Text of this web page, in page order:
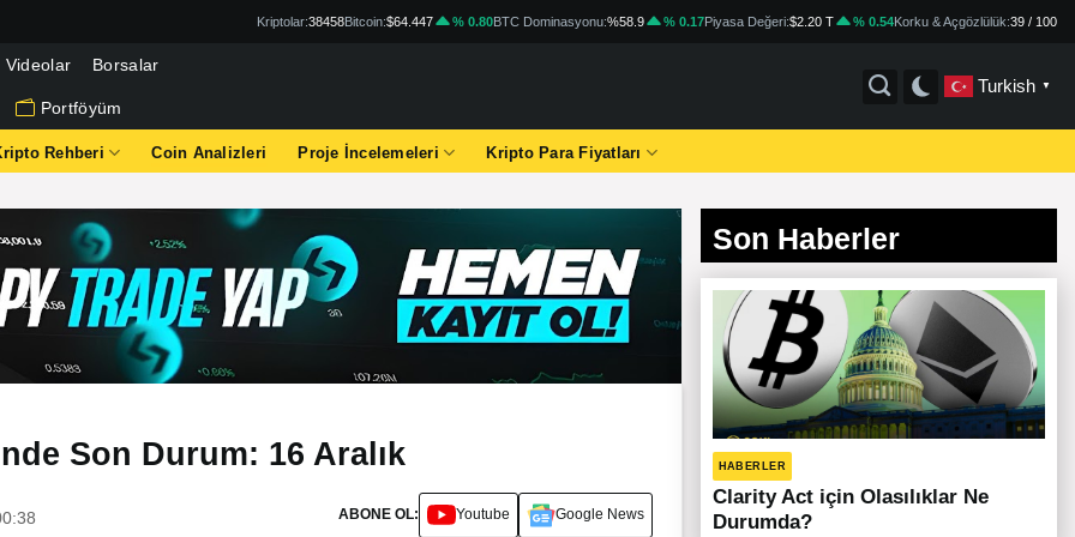
Kriptolar:38458Bitcoin:$64.447 % 0.80BTC Dominasyonu:%58.9 % 0.17Piyasa Değeri:$2.20 T % 0.54Korku & Açgözlülük:39 / 100
Videolar Borsalar
Portföyüm
Turkish ▼
Rehberi Coin Analizleri Proje İncelemeleri Kripto Para Fiyatları
Son Durum: 16 Aralık
ABONE OL: Youtube Google News
Son Haberler
HABERLER
Clarity Act için Olasılıklar Ne
Durumda?